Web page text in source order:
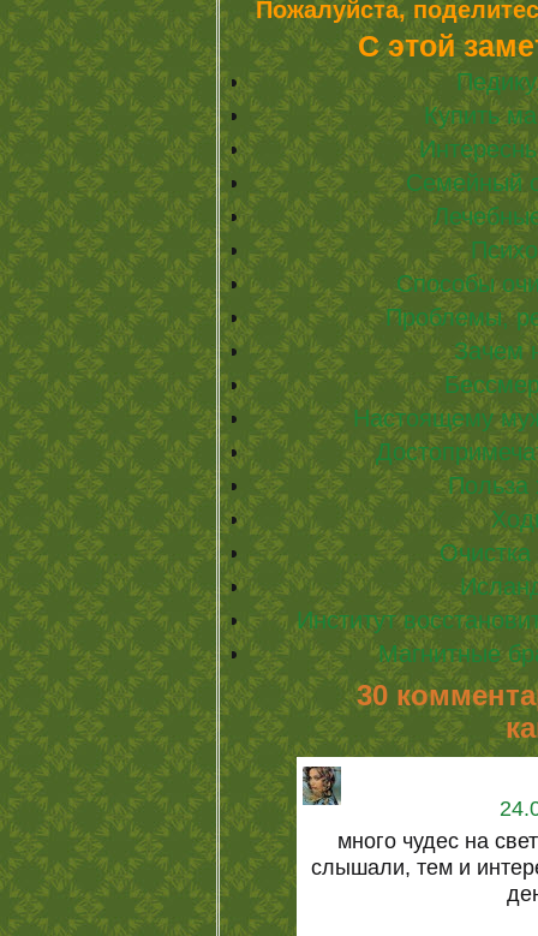
Пожалуйста,
С этой
Купить
Семейный
Способы
Проблемы,
Зачем
Настоящему
Польза
Институт
Магнитные
30
много чудес на
слышали, тем и